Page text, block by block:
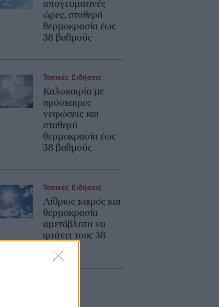
απογευματινές
ώρες, σταθερή
θερμοκρασία έως
38 βαθμούς
Καλοκαιρία με
πρόσκαιρες
νεφώσεις και
σταθερή
θερμοκρασία έως
38 βαθμούς
Τοπικές Ειδήσεις
Αίθριος καιρός και
θερμοκρασία
αμετάβλητη να
φτάνει τους 38
Τοπικές Ειδήσεις